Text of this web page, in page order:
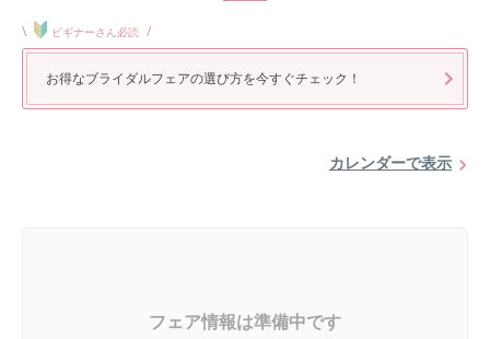
\ ビギナーさん必読 /
お得なブライダルフェアの選び方を今すぐチェック！
カレンダーで表示
フェア情報は準備中です